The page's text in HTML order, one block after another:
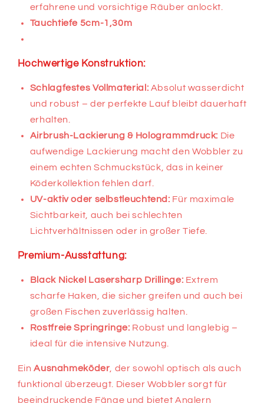
erfahrene und vorsichtige Räuber anlockt.
Tauchtiefe 5cm-1,30m
Hochwertige Konstruktion:
Schlagfestes Vollmaterial: Absolut wasserdicht
und robust – der perfekte Lauf bleibt dauerhaft
erhalten.
Airbrush-Lackierung & Hologrammdruck: Die
aufwendige Lackierung macht den Wobbler zu
einem echten Schmuckstück, das in keiner
Köderkollektion fehlen darf.
UV-aktiv oder selbstleuchtend: Für maximale
Sichtbarkeit, auch bei schlechten
Lichtverhältnissen oder in großer Tiefe.
Premium-Ausstattung:
Black Nickel Lasersharp Drillinge: Extrem
scharfe Haken, die sicher greifen und auch bei
großen Fischen zuverlässig halten.
Rostfreie Springringe: Robust und langlebig –
ideal für die intensive Nutzung.
EinAusnahmeköder, der sowohl optisch als auch
funktional überzeugt. Dieser Wobbler sorgt für
beeindruckende Fänge und bietet Anglern